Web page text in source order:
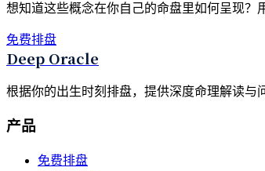
想知道这些概念在你自己的命盘里如何呈现？
免费排盘
Deep Oracle
根据你的出生时刻排盘，提供深度命理解读与
产品
免费排盘